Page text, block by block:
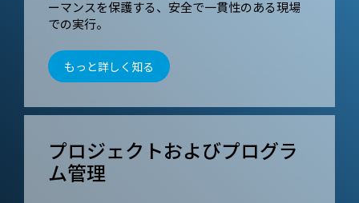
ーマンスを保護する、安全で一貫性のある現場
での実行。
もっと詳しく知る
プロジェクトおよびプログラ
ム管理